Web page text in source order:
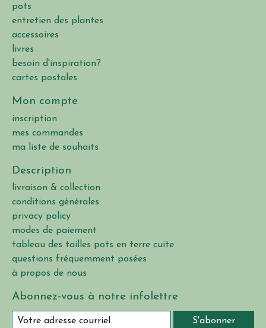
pots
entretien des plantes
accessoires
livres
besoin d'inspiration?
cartes postales
Mon compte
inscription
mes commandes
ma liste de souhaits
Description
livraison & collection
conditions générales
privacy policy
modes de paiement
tableau des tailles pots en terre cuite
questions fréquemment posées
à propos de nous
Abonnez-vous à notre infolettre
S'abonner